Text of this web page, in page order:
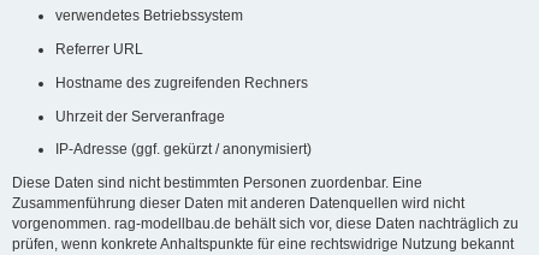
verwendetes Betriebssystem
Referrer URL
Hostname des zugreifenden Rechners
Uhrzeit der Serveranfrage
IP-Adresse (ggf. gekürzt / anonymisiert)
Diese Daten sind nicht bestimmten Personen zuordenbar. Eine
Zusammenführung dieser Daten mit anderen Datenquellen wird nicht
vorgenommen. rag-modellbau.de behält sich vor, diese Daten nachträglich zu
prüfen, wenn konkrete Anhaltspunkte für eine rechtswidrige Nutzung bekannt